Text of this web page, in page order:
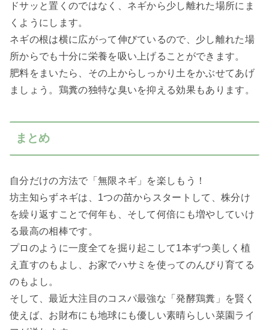
ドサッと置くのではなく、ネギから少し離れた場所にま
くようにします。
ネギの根は横に広がって伸びているので、少し離れた場
所からでも十分に栄養を吸い上げることができます。
肥料をまいたら、その上からしっかり土をかぶせてあげ
ましょう。鶏糞の独特な臭いを抑える効果もあります。
まとめ
自分だけの方法で「無限ネギ」を楽しもう！
坊主知らずネギは、1つの苗からスタートして、株分け
を繰り返すことで何年も、そして何倍にも増やしていけ
る最高の相棒です。
プロのように一度全てを掘り起こして1本ずつ美しく植
え直すのもよし、お家でハサミを使ってのんびり育てる
のもよし。
そして、最近大注目のコスパ最強な「発酵鶏糞」を賢く
使えば、お財布にも地球にも優しい素晴らしい菜園ライ